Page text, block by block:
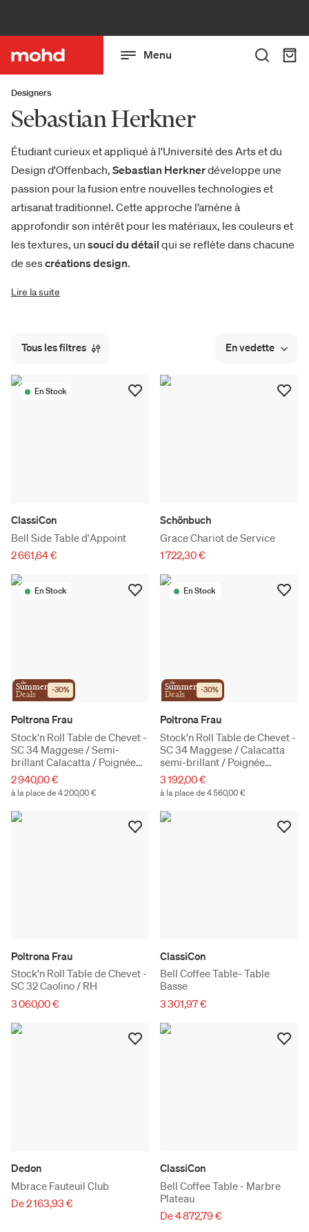
Menu
Designers
Sebastian Herkner
Étudiant curieux et appliqué à l'Université des Arts et du
Design d'Offenbach, Sebastian Herknerdéveloppe une
passion pour la fusion entre nouvelles technologies et
artisanat traditionnel. Cette approche l’amène à
approfondir son intérêt pour les matériaux, les couleurs et
les textures, un souci du détail qui se reflète dans chacune
de sescréations design.
Lire la suite
Tous les filtres En vedette
En Stock
ClassiCon
Bell Side Table d'Appoint
2 661,64 €
Schönbuch
Grace Chariot de Service
1 722,30 €
En Stock
the
Summer
Deals -30%
Poltrona Frau
Stock'n Roll Table de Chevet -
SC 34 Maggese / Semi-
brillant Calacatta / Poignée
droite
2 940,00 €
à la place de 4 200,00 €
En Stock
the
Summer
Deals -30%
Poltrona Frau
Stock'n Roll Table de Chevet -
SC 34 Maggese / Calacatta
semi-brillant / Poignée
gauche
3 192,00 €
à la place de 4 560,00 €
Poltrona Frau
Stock'n Roll Table de Chevet -
SC 32 Caolino / RH
3 060,00 €
ClassiCon
Bell Coffee Table- Table
Basse
3 301,97 €
Dedon
Mbrace Fauteuil Club
De 2 163,93 €
ClassiCon
Bell Coffee Table - Marbre
Plateau
De 4 872,79 €